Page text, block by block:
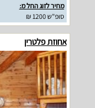
מחיר לזוג החל מ:
סופ"ש 1200 ₪
אחוזת פלטרין